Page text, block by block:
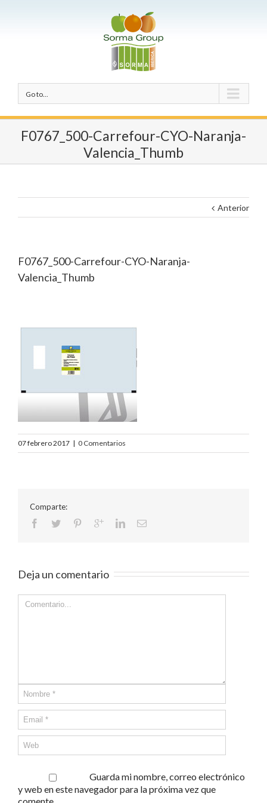
Go to...
F0767_500-Carrefour-CYO-Naranja-
Valencia_Thumb
Anterior
F0767_500-Carrefour-CYO-Naranja-
Valencia_Thumb
07 febrero 2017 | 0 Comentarios
Comparte:
Deja un comentario
Guarda mi nombre, correo electrónico
y web en este navegador para la próxima vez que